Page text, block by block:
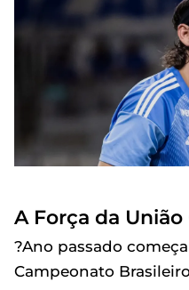
A Força da
?Ano passado
Campeonato